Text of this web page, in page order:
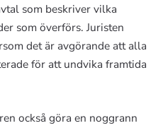
som beskriver vilka
som överförs. Juristen
det är avgörande att alla
för att undvika framtida
också göra en noggrann